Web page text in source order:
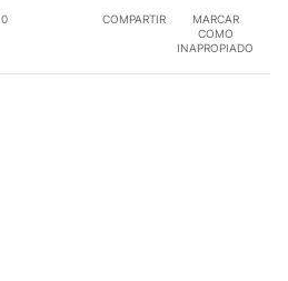
0 COMPARTIR
MARCAR
COMO
INAPROPIADO